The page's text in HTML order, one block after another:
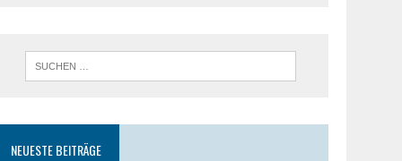
NEUESTE BEITRÄGE